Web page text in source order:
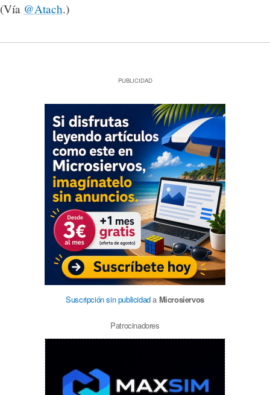
(Vía @Atach.)
PUBLICIDAD
Suscripción sin publicidada Microsiervos
Patrocinadores